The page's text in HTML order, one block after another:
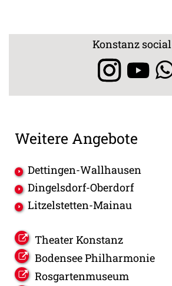
Konstanz social
Weitere Angebote
Dettingen-Wallhausen
Dingelsdorf-Oberdorf
Litzelstetten-Mainau
Theater Konstanz
Bodensee Philharmonie
Rosgartenmuseum